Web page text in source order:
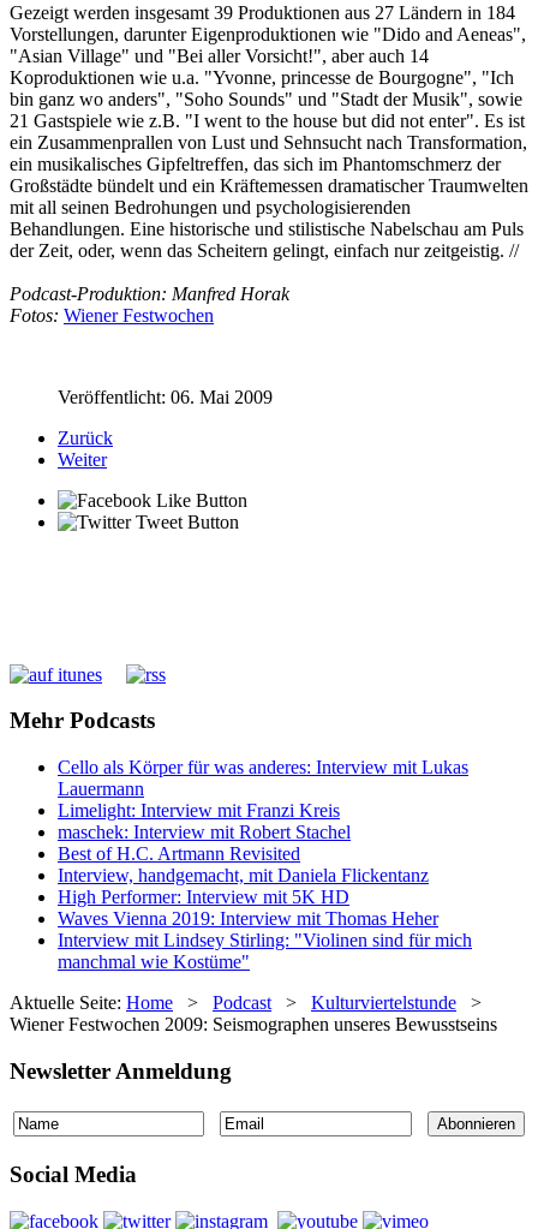
Gezeigt werden insgesamt 39 Produktionen aus 27 Ländern in 184
Vorstellungen, darunter Eigenproduktionen wie "Dido and Aeneas",
"Asian Village" und "Bei aller Vorsicht!", aber auch 14
Koproduktionen wie u.a. "Yvonne, princesse de Bourgogne", "Ich
bin ganz wo anders", "Soho Sounds" und "Stadt der Musik", sowie
21 Gastspiele wie z.B. "I went to the house but did not enter". Es ist
ein Zusammenprallen von Lust und Sehnsucht nach Transformation,
ein musikalisches Gipfeltreffen, das sich im Phantomschmerz der
Großstädte bündelt und ein Kräftemessen dramatischer Traumwelten
mit all seinen Bedrohungen und psychologisierenden
Behandlungen. Eine historische und stilistische Nabelschau am Puls
der Zeit, oder, wenn das Scheitern gelingt, einfach nur zeitgeistig. //
Podcast-Produktion: Manfred Horak
Fotos: Wiener Festwochen
Veröffentlicht: 06. Mai 2009
Zurück
Weiter
Mehr Podcasts
Cello als Körper für was anderes: Interview mit Lukas
Lauermann
Limelight: Interview mit Franzi Kreis
maschek: Interview mit Robert Stachel
Best of H.C. Artmann Revisited
Interview, handgemacht, mit Daniela Flickentanz
High Performer: Interview mit 5K HD
Waves Vienna 2019: Interview mit Thomas Heher
Interview mit Lindsey Stirling: "Violinen sind für mich
manchmal wie Kostüme"
Aktuelle Seite: Home > Podcast > Kulturviertelstunde
>
Wiener Festwochen 2009: Seismographen unseres Bewusstseins
Newsletter Anmeldung
Social Media